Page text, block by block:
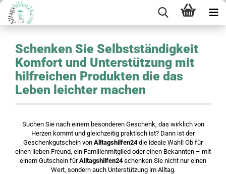
Schenken Sie Selbstständigkeit
Komfort und Unterstützung mit
hilfreichen Produkten die das
Leben leichter machen
Suchen Sie nach einem besonderen Geschenk, das wirklich von
Herzen kommt und gleichzeitig praktisch ist? Dann ist der
Geschenkgutschein von Alltagshilfen24die ideale Wahl! Ob für
einen lieben Freund, ein Familienmitglied oder einen Bekannten – mit
einem Gutschein fürAlltagshilfen24schenken Sie nicht nur einen
Wert, sondern auch Unterstützung im Alltag.